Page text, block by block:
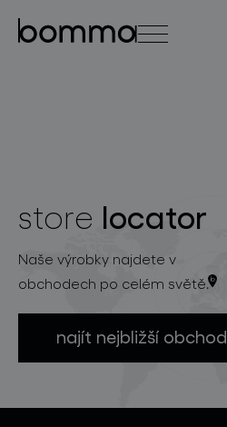
kolekce svítidel
store locator
Naše výrobky najdete v
obchodech po celém světě.
najít nejbližší obchod